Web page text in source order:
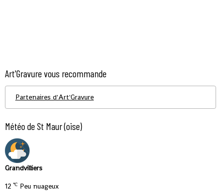
Art'Gravure vous recommande
Partenaires d'Art'Gravure
Météo de St Maur (oise)
Grandvilliers
12 °C Peu nuageux